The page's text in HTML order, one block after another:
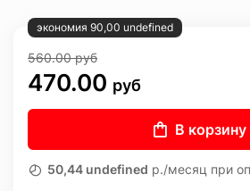
экономия 90,00 undefined
560.00руб
470.00 руб
В корзину
50,44 undefined р./месяц при